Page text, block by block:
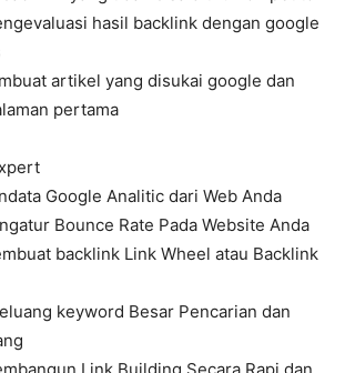
hasil backlink dengan google
artikel yang disukai google dan
pertama
Google Analitic dari Web Anda
Bounce Rate Pada Website Anda
backlink Link Wheel atau Backlink
keyword Besar Pencarian dan